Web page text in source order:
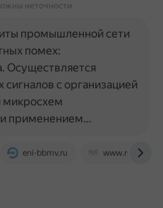
неточности
eni-bbmv.ru www.ru-
промышленной сети
помех:
Осуществляется
с организацией
микросхем
применением…